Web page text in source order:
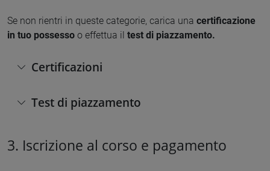
Se non rientri in queste categorie, carica una certificazione
in tuo possesso o effettua il test di piazzamento.
Certificazioni
Test di piazzamento
3. Iscrizione al corso e pagamento